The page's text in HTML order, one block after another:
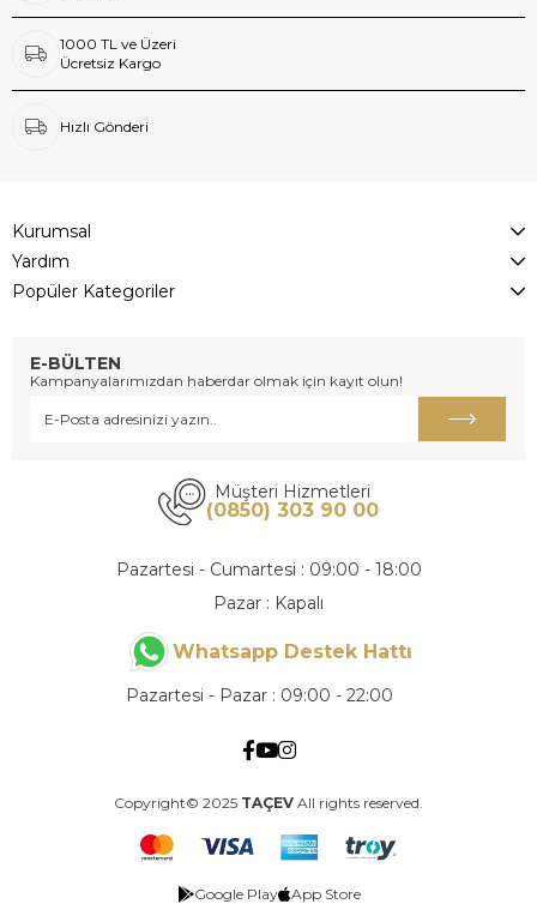
1000 TL ve Üzeri
Ücretsiz Kargo
Hızlı Gönderi
Kurumsal
Yardım
Popüler Kategoriler
E-BÜLTEN
Kampanyalarımızdan haberdar olmak için kayıt olun!
Müşteri Hizmetleri
(0850) 303 90 00
Pazartesi - Cumartesi : 09:00 - 18:00
Pazar : Kapalı
Whatsapp Destek Hattı
Pazartesi - Pazar : 09:00 - 22:00
Copyright© 2025 TAÇEV All rights reserved.
Google Play App Store